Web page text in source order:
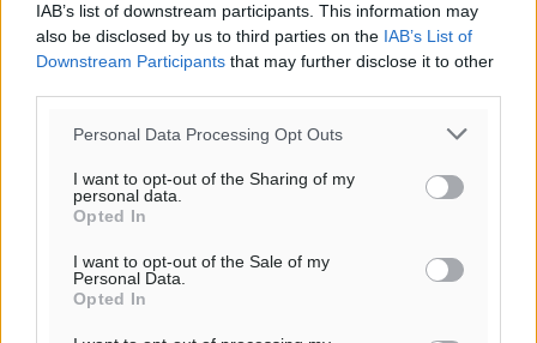
IAB’s list of downstream participants. This information may
also be disclosed by us to third parties on the IAB’s List of
Downstream Participants that may further disclose it to other
Personal Data Processing Opt Outs
I want to opt-out of the Sharing of my
personal data.
Opted In
I want to opt-out of the Sale of my
Personal Data.
Opted In